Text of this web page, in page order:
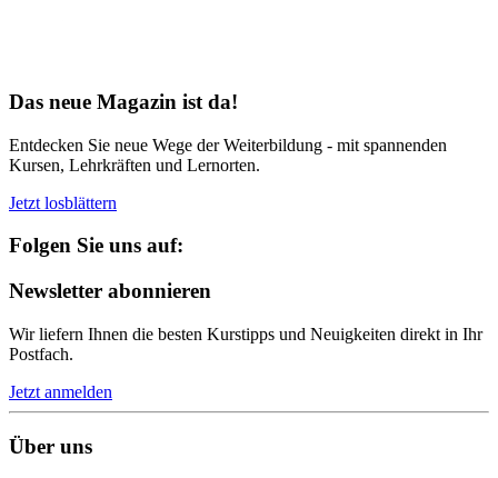
Das neue Magazin ist da!
Entdecken Sie neue Wege der Weiterbildung - mit spannenden
Kursen, Lehrkräften und Lernorten.
Jetzt losblättern
Folgen Sie uns auf:
Newsletter abonnieren
Wir liefern Ihnen die besten Kurstipps und Neuigkeiten direkt in Ihr
Postfach.
Jetzt anmelden
Über uns